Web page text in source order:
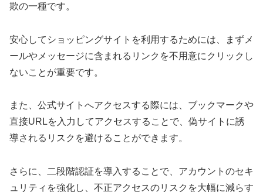
欺の一種です。
安心してショッピングサイトを利用するためには、まずメ
ールやメッセージに含まれるリンクを不用意にクリックし
ないことが重要です。
また、公式サイトへアクセスする際には、ブックマークや
直接URLを入力してアクセスすることで、偽サイトに誘
導されるリスクを避けることができます。
さらに、二段階認証を導入することで、アカウントのセキ
ュリティを強化し、不正アクセスのリスクを大幅に減らす